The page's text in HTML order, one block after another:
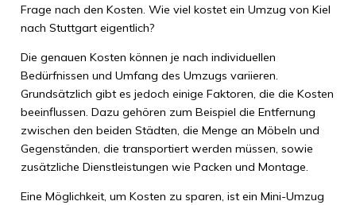
Frage nach den Kosten. Wie viel kostet ein Umzug von Kiel
nach Stuttgart eigentlich?
Die genauen Kosten können je nach individuellen
Bedürfnissen und Umfang des Umzugs variieren.
Grundsätzlich gibt es jedoch einige Faktoren, die die Kosten
beeinflussen. Dazu gehören zum Beispiel die Entfernung
zwischen den beiden Städten, die Menge an Möbeln und
Gegenständen, die transportiert werden müssen, sowie
zusätzliche Dienstleistungen wie Packen und Montage.
Eine Möglichkeit, um Kosten zu sparen, ist ein Mini-Umzug